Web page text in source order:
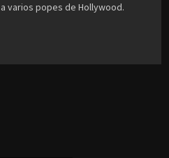
varios popes de Hollywood.